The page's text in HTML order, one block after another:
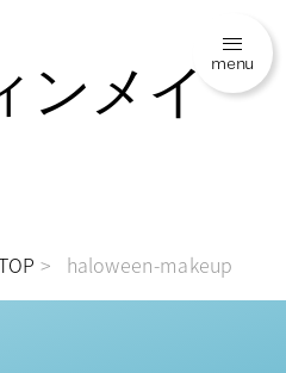
menu
ンメイ
haloween-makeup